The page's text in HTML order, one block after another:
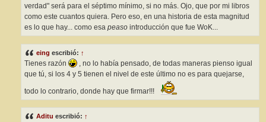
verdad" será para el séptimo mínimo, si no más. Ojo, que por mi libros
como este cuantos quiera. Pero eso, en una historia de esta magnitud
es lo que hay... como esa peaso introducción que fue WoK...
eing escribió: ↑
Tienes razón
, no lo había pensado, de todas maneras pienso igual
que tú, si los 4 y 5 tienen el nivel de este último no es para quejarse,
todo lo contrario, donde hay que firmar!!!
Aditu escribió: ↑